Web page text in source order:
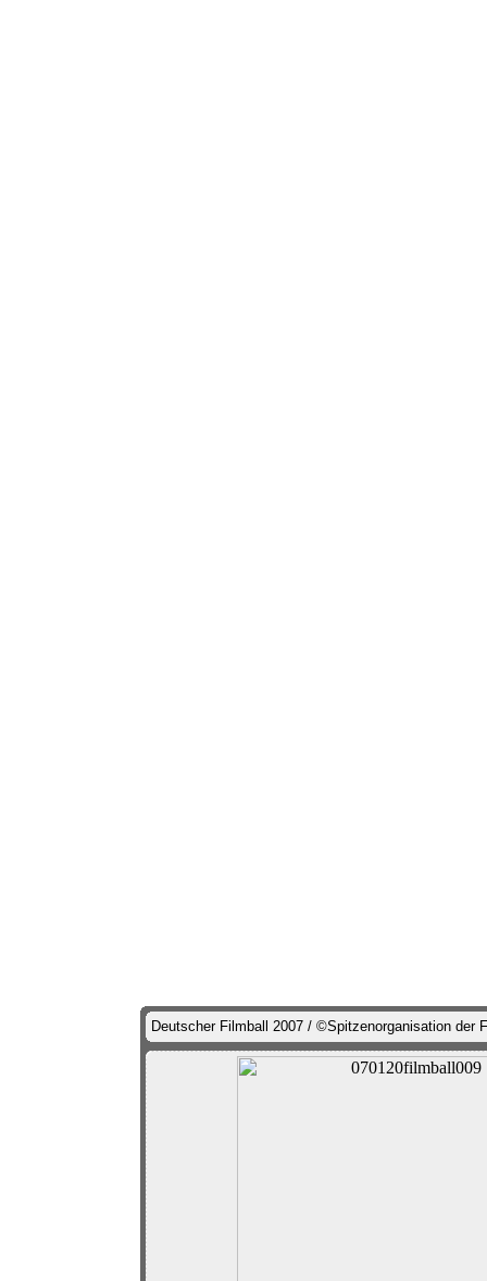
Deutscher Filmball 2007 / ©Spitzenorganisation der